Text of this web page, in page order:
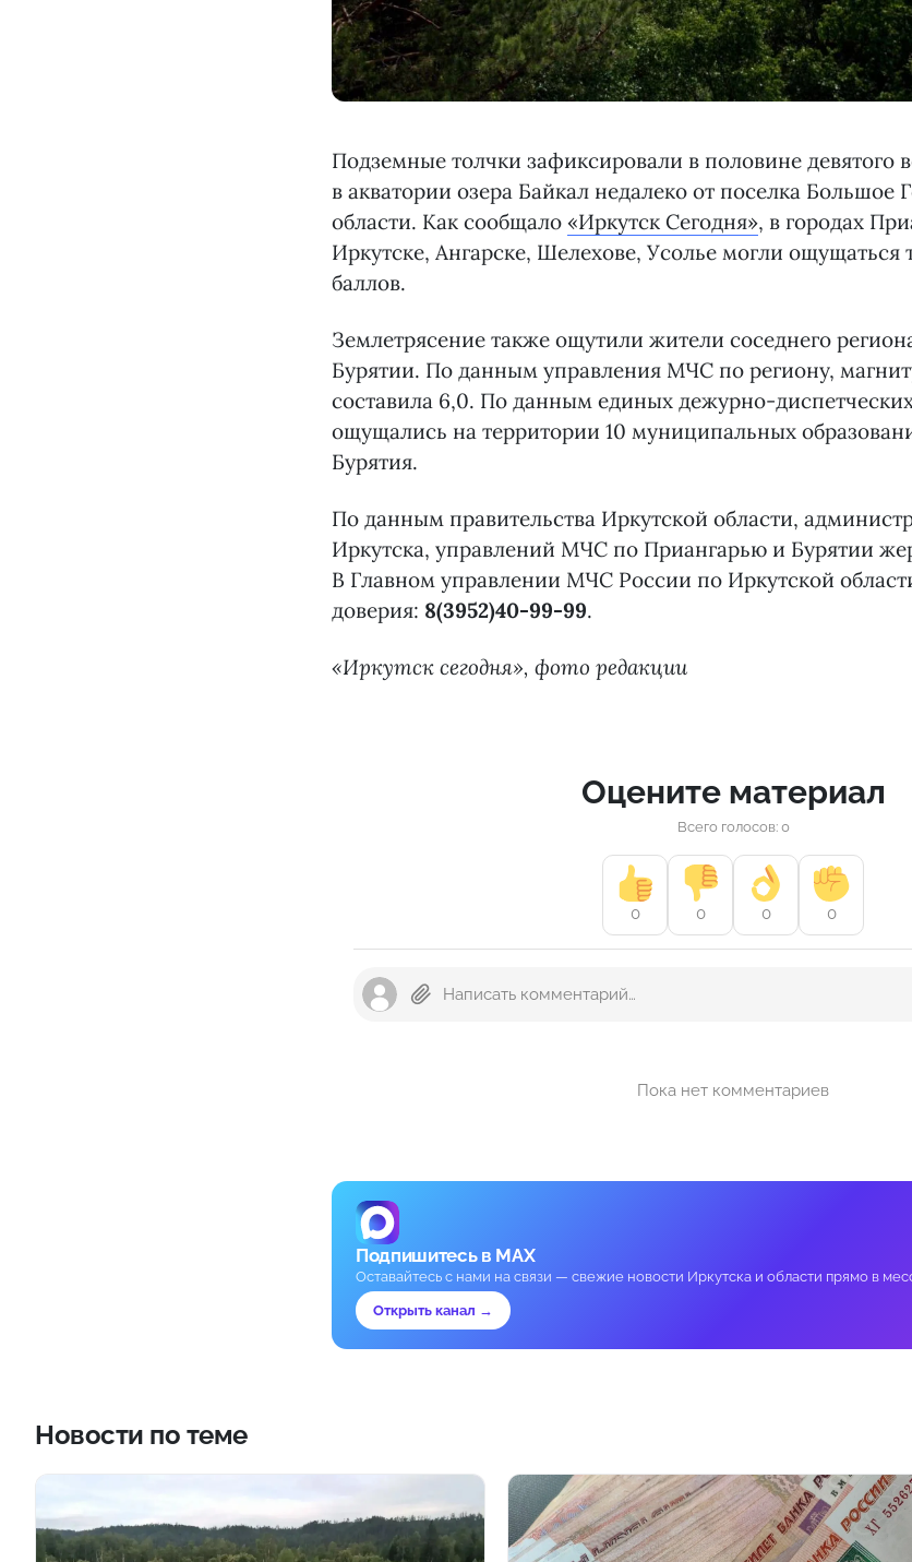
Подземные толчки зафиксировали в половине девятого
в акватории озера Байкал недалеко от поселка Большое
области. Как сообщало «Иркутск Сегодня», в городах
Иркутске, Ангарске, Шелехове, Усолье могли ощущаться
баллов.
Землетрясение также ощутили жители соседнего
Бурятии. По данным управления МЧС по региону,
составила 6,0. По данным единых дежурно-
ощущались на территории 10 муниципальных
Бурятия.
По данным правительства Иркутской области,
Иркутска, управлений МЧС по Приангарью и Бурятии
В Главном управлении МЧС России по Иркутской
доверия: 8(3952)40-99-99.
«Иркутск сегодня», фото редакции
Оцените материал
Всего голосов: 0
0 0 0 0
Пока нет комментариев
Подпишитесь в MAX
Оставайтесь с нами на связи — свежие новости Иркутска и области прямо в
Открыть канал →
Новости по теме